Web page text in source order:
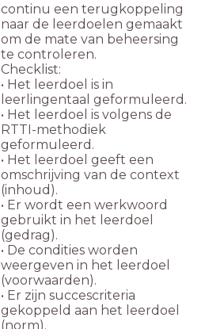
continu een terugkoppeling
naar de leerdoelen gemaakt
om de mate van beheersing
te controleren.
Checklist:
• Het leerdoel is in
leerlingentaal geformuleerd.
• Het leerdoel is volgens de
RTTI-methodiek
geformuleerd.
• Het leerdoel geeft een
omschrijving van de context
(inhoud).
• Er wordt een werkwoord
gebruikt in het leerdoel
(gedrag).
• De condities worden
weergeven in het leerdoel
(voorwaarden).
• Er zijn succescriteria
gekoppeld aan het leerdoel
(norm).